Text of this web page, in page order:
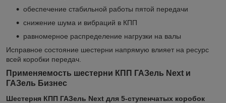
обеспечение стабильной работы пятой передачи
снижение шума и вибраций в КПП
равномерное распределение нагрузки на валы
Исправное состояние шестерни напрямую влияет на ресурс
всей коробки передач.
Применяемость шестерни КПП ГАЗель Next и
ГАЗель Бизнес
Шестерня КПП ГАЗель Next для 5-ступенчатых коробок